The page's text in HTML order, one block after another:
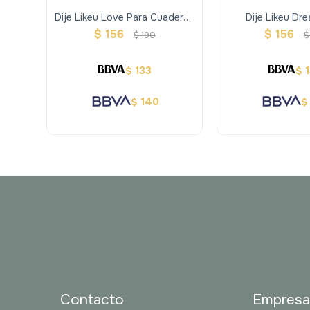
Dije Likeu Love Para Cuaderno
Inteligente
$ 156 $190
$ 133
$ 140
Dije Likeu
Cuaderno
$ 156 $
$
$
Contacto Empresa